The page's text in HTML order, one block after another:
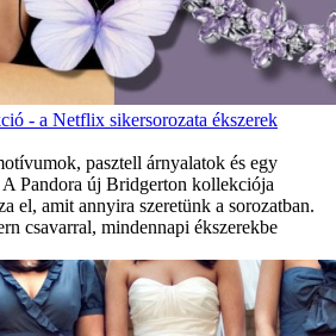
- a Netflix sikersorozata ékszerek
pasztell árnyalatok és egy
Pandora új Bridgerton kollekciója
el, amit annyira szeretünk a sorozatban.
csavarral, mindennapi ékszerekbe